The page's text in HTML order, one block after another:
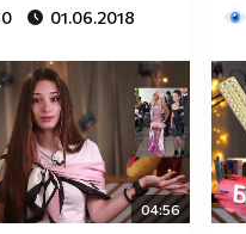
01.06.2018
04:56